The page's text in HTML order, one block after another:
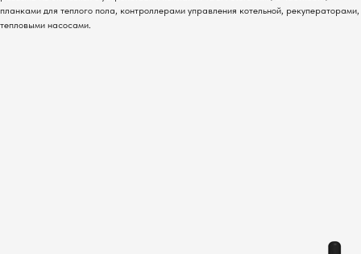
планками для теплого пола, контроллерами управления котельной, рекуператорами,
тепловыми насосами.